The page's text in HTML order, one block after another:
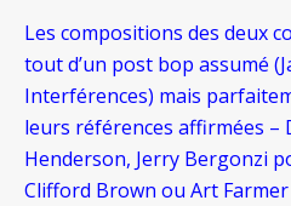
Les compositions des deux
tout d’un post bop assumé
Interférences) mais
leurs références affirmées –
Henderson, Jerry Bergonzi
Clifford Brown ou Art